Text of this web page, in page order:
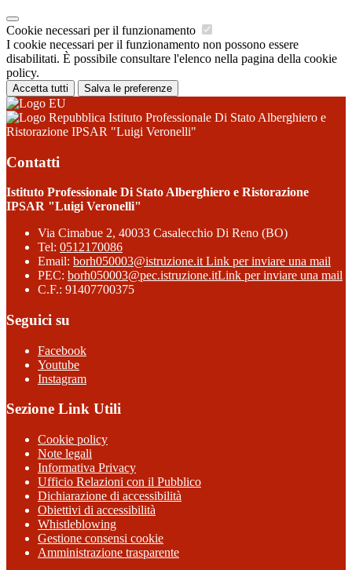
Cookie necessari per il funzionamento
I cookie necessari per il funzionamento non possono essere
disabilitati. È possibile consultare l'elenco nella pagina della cookie
policy.
Accetta tutti Salva le preferenze
Istituto Professionale Di Stato Alberghiero e
Ristorazione IPSAR "Luigi Veronelli"
Contatti
Istituto Professionale Di Stato Alberghiero e Ristorazione
IPSAR "Luigi Veronelli"
Via Cimabue 2, 40033 Casalecchio Di Reno (BO)
Tel: 0512170086
Email: borh050003@istruzione.it Link per inviare una mail
PEC: borh050003@pec.istruzione.itLink per inviare una mail
C.F.: 91407700375
Seguici su
Facebook
Youtube
Instagram
Sezione Link Utili
Cookie policy
Note legali
Informativa Privacy
Ufficio Relazioni con il Pubblico
Dichiarazione di accessibilità
Obiettivi di accessibilità
Whistleblowing
Gestione consensi cookie
Amministrazione trasparente